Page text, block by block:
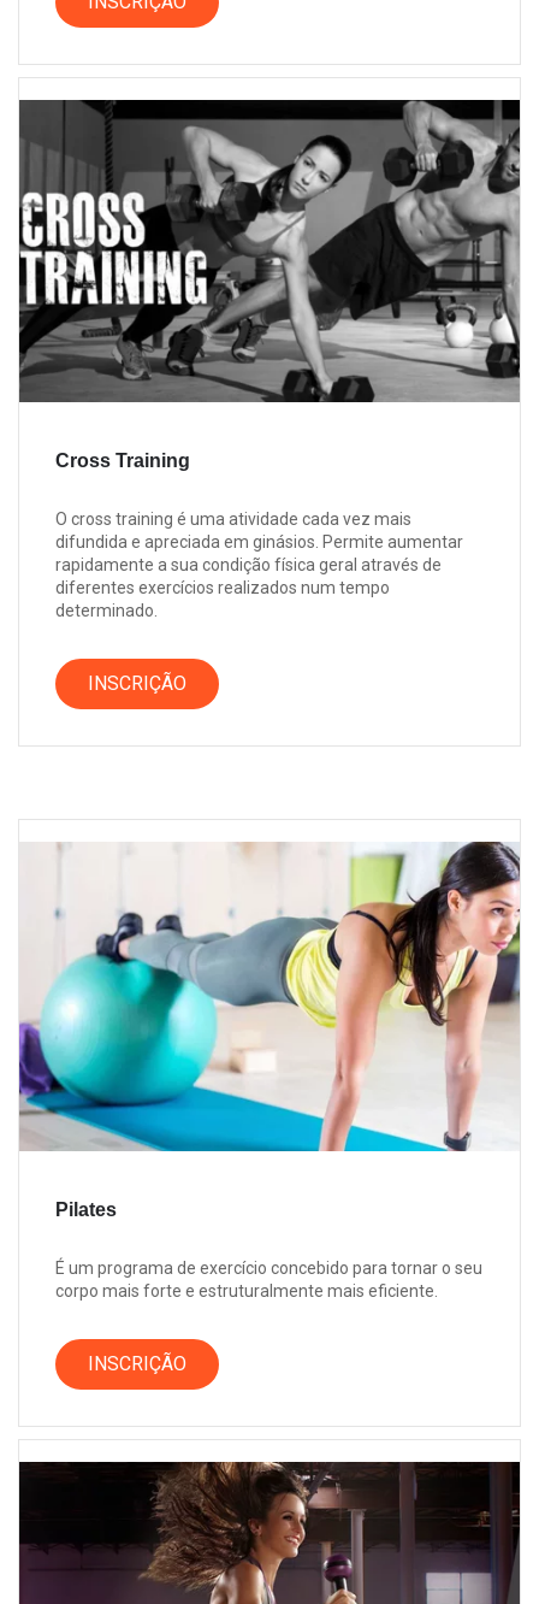
Cross Training
O cross training é uma atividade cada vez mais
difundida e apreciada em ginásios. Permite aumentar
rapidamente a sua condição física geral através de
diferentes exercícios realizados num tempo
determinado.
INSCRIÇÃO
Pilates
É um programa de exercício concebido para tornar o seu
corpo mais forte e estruturalmente mais eficiente.
INSCRIÇÃO